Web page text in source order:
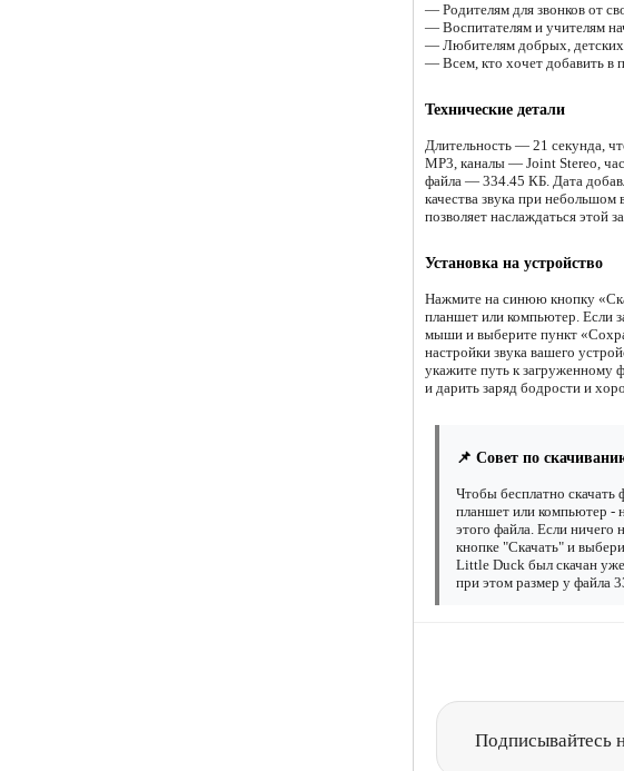
— Родителям для звонков от
— Воспитателям и учителям
— Любителям добрых, детских
— Всем, кто хочет добавить в
Технические детали
Длительность — 21 секунда,
MP3, каналы — Joint Stereo,
файла — 334.45 КБ. Дата
качества звука при
позволяет наслаждаться этой
Установка на устройство
Нажмите на синюю кнопку
планшет или компьютер. Если
мыши и выберите пункт
настройки звука вашего
укажите путь к загруженному
и дарить заряд бодрости и
📌 Совет по
Чтобы бесплатно
планшет или компьютер -
этого файла. Если
кнопке "Скачать" и
Little Duck был скачан
при этом размер у файла
Подписывайтесь